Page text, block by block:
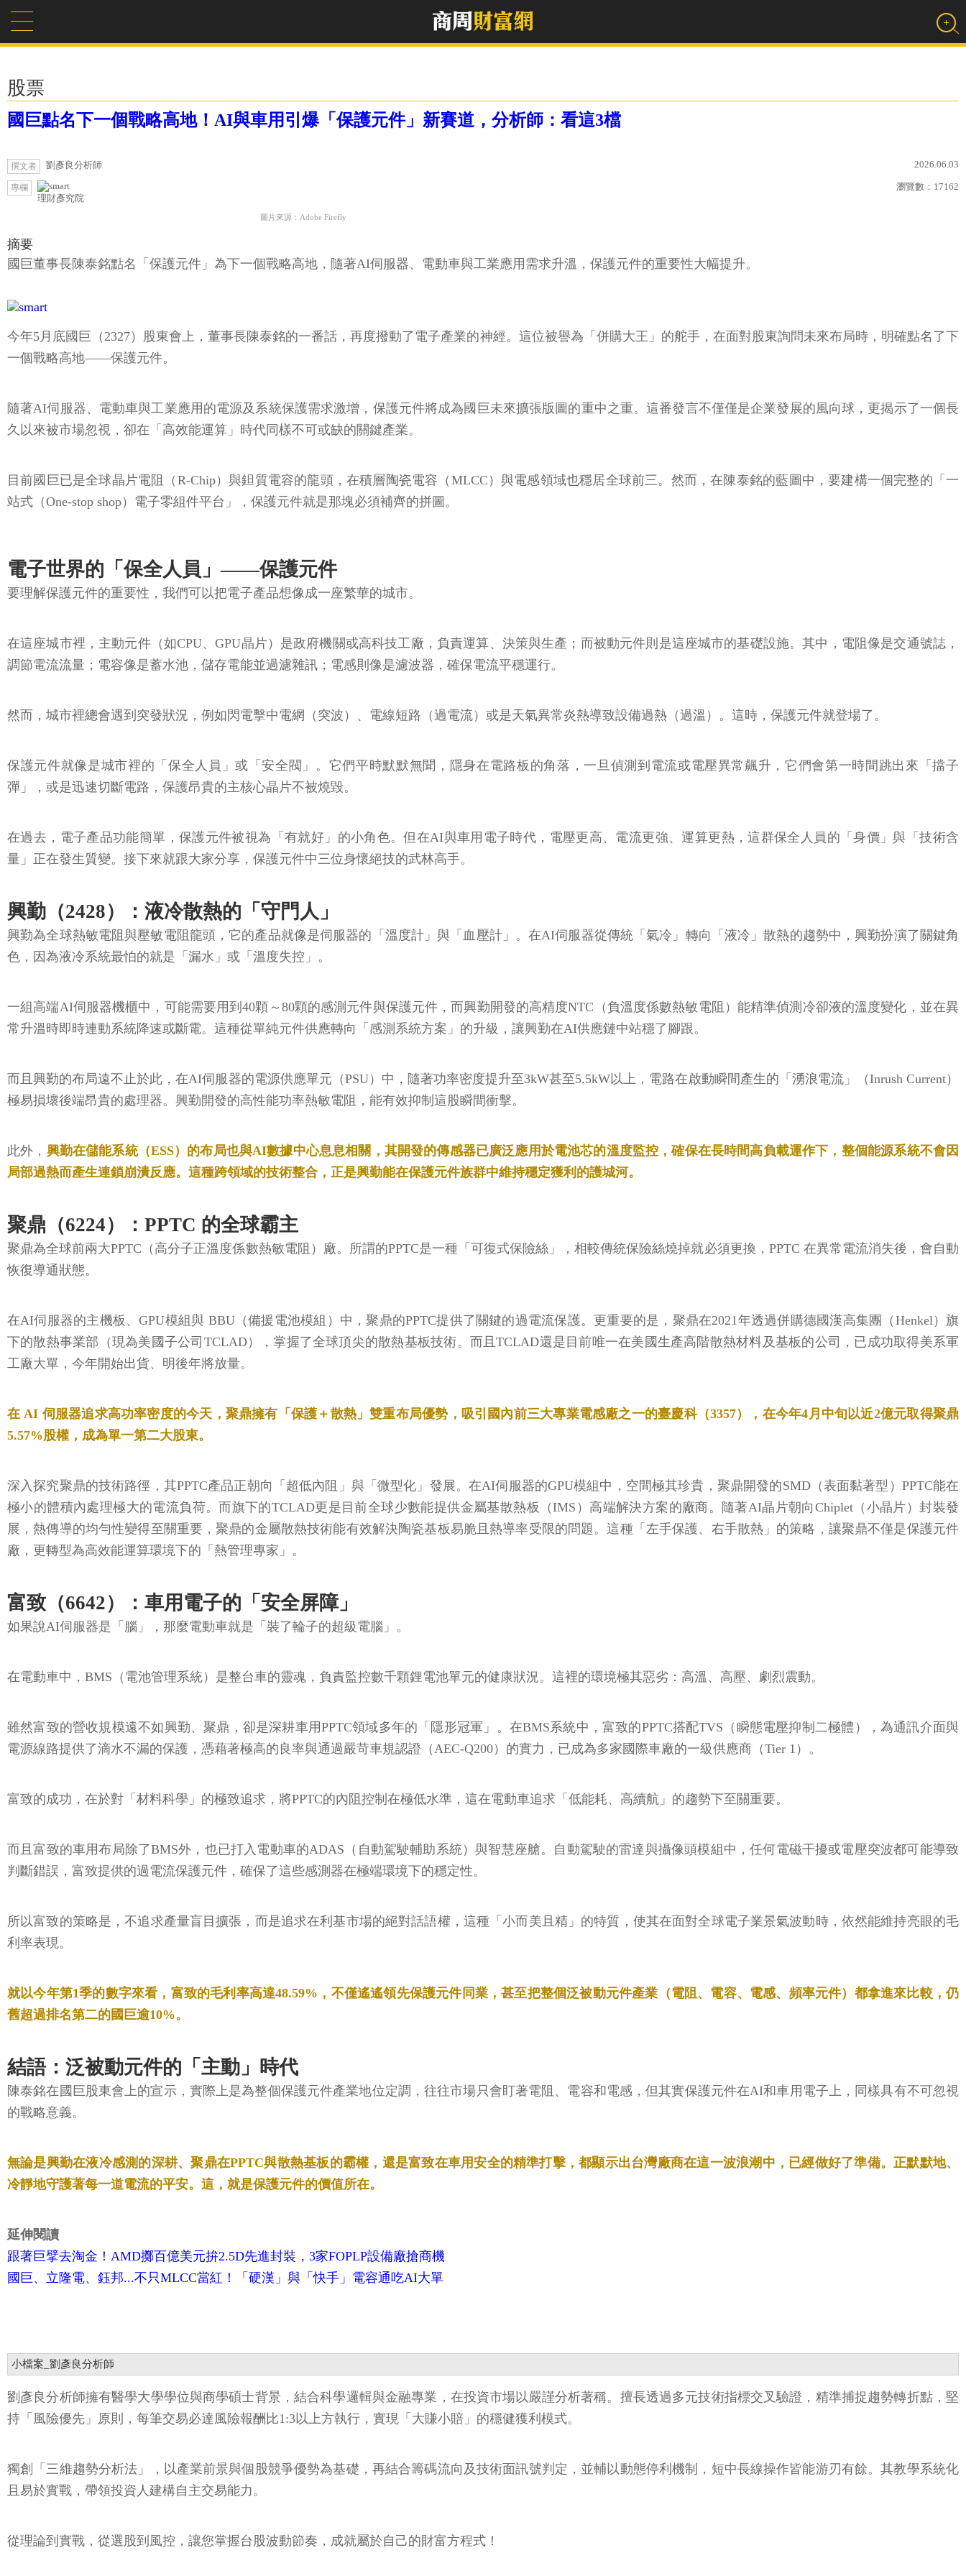
股票
國巨點名下一個戰略高地！AI與車用引爆「保護元件」新賽道，分析師：看這3檔
撰文者 劉彥良分析師 2026.06.03
專欄
理財彥究院
瀏覽數： 17162
圖片來源：Adobe Firefly
摘要
國巨董事長陳泰銘點名「保護元件」為下一個戰略高地，隨著AI伺服器、電動車與工業應用需求升溫，保護元件的重要性大幅提升。
今年5月底國巨（2327）股東會上，董事長陳泰銘的一番話，再度撥動了電子產業的神經。這位被譽為「併購大王」的舵手，在面對股東詢問未來布局時，明確點名了下
一個戰略高地——保護元件。
隨著AI伺服器、電動車與工業應用的電源及系統保護需求激增，保護元件將成為國巨未來擴張版圖的重中之重。這番發言不僅僅是企業發展的風向球，更揭示了一個長
久以來被市場忽視，卻在「高效能運算」時代同樣不可或缺的關鍵產業。
目前國巨已是全球晶片電阻（R-Chip）與鉭質電容的龍頭，在積層陶瓷電容（MLCC）與電感領域也穩居全球前三。然而，在陳泰銘的藍圖中，要建構一個完整的「一
站式（One-stop shop）電子零組件平台」，保護元件就是那塊必須補齊的拼圖。
電子世界的「保全人員」——保護元件
要理解保護元件的重要性，我們可以把電子產品想像成一座繁華的城市。
在這座城市裡，主動元件（如CPU、GPU晶片）是政府機關或高科技工廠，負責運算、決策與生產；而被動元件則是這座城市的基礎設施。其中，電阻像是交通號誌，
調節電流流量；電容像是蓄水池，儲存電能並過濾雜訊；電感則像是濾波器，確保電流平穩運行。
然而，城市裡總會遇到突發狀況，例如閃電擊中電網（突波）、電線短路（過電流）或是天氣異常炎熱導致設備過熱（過溫）。這時，保護元件就登場了。
保護元件就像是城市裡的「保全人員」或「安全閥」。它們平時默默無聞，隱身在電路板的角落，一旦偵測到電流或電壓異常飆升，它們會第一時間跳出來「擋子
彈」，或是迅速切斷電路，保護昂貴的主核心晶片不被燒毀。
在過去，電子產品功能簡單，保護元件被視為「有就好」的小角色。但在AI與車用電子時代，電壓更高、電流更強、運算更熱，這群保全人員的「身價」與「技術含
量」正在發生質變。接下來就跟大家分享，保護元件中三位身懷絕技的武林高手。
興勤（2428）：液冷散熱的「守門人」
興勤為全球熱敏電阻與壓敏電阻龍頭，它的產品就像是伺服器的「溫度計」與「血壓計」。在AI伺服器從傳統「氣冷」轉向「液冷」散熱的趨勢中，興勤扮演了關鍵角
色，因為液冷系統最怕的就是「漏水」或「溫度失控」。
一組高端AI伺服器機櫃中，可能需要用到40顆～80顆的感測元件與保護元件，而興勤開發的高精度NTC（負溫度係數熱敏電阻）能精準偵測冷卻液的溫度變化，並在異
常升溫時即時連動系統降速或斷電。這種從單純元件供應轉向「感測系統方案」的升級，讓興勤在AI供應鏈中站穩了腳跟。
而且興勤的布局遠不止於此，在AI伺服器的電源供應單元（PSU）中，隨著功率密度提升至3kW甚至5.5kW以上，電路在啟動瞬間產生的「湧浪電流」（Inrush Current）
極易損壞後端昂貴的處理器。興勤開發的高性能功率熱敏電阻，能有效抑制這股瞬間衝擊。
此外， 興勤在儲能系統（ESS）的布局也與AI數據中心息息相關，其開發的傳感器已廣泛應用於電池芯的溫度監控，確保在長時間高負載運作下，整個能源系統不會因
局部過熱而產生連鎖崩潰反應。這種跨領域的技術整合，正是興勤能在保護元件族群中維持穩定獲利的護城河。
聚鼎（6224）：PPTC 的全球霸主
聚鼎為全球前兩大PPTC（高分子正溫度係數熱敏電阻）廠。所謂的PPTC是一種「可復式保險絲」，相較傳統保險絲燒掉就必須更換，PPTC 在異常電流消失後，會自動
恢復導通狀態。
在AI伺服器的主機板、GPU模組與 BBU（備援電池模組）中，聚鼎的PPTC提供了關鍵的過電流保護。更重要的是，聚鼎在2021年透過併購德國漢高集團（Henkel）旗
下的散熱事業部（現為美國子公司TCLAD），掌握了全球頂尖的散熱基板技術。而且TCLAD還是目前唯一在美國生產高階散熱材料及基板的公司，已成功取得美系軍
工廠大單，今年開始出貨、明後年將放量。
在 AI 伺服器追求高功率密度的今天，聚鼎擁有「保護＋散熱」雙重布局優勢，吸引國內前三大專業電感廠之一的臺慶科（3357），在今年4月中旬以近2億元取得聚鼎
5.57%股權，成為單一第二大股東。
深入探究聚鼎的技術路徑，其PPTC產品正朝向「超低內阻」與「微型化」發展。在AI伺服器的GPU模組中，空間極其珍貴，聚鼎開發的SMD（表面黏著型）PPTC能在
極小的體積內處理極大的電流負荷。而旗下的TCLAD更是目前全球少數能提供金屬基散熱板（IMS）高端解決方案的廠商。隨著AI晶片朝向Chiplet（小晶片）封裝發
展，熱傳導的均勻性變得至關重要，聚鼎的金屬散熱技術能有效解決陶瓷基板易脆且熱導率受限的問題。這種「左手保護、右手散熱」的策略，讓聚鼎不僅是保護元件
廠，更轉型為高效能運算環境下的「熱管理專家」。
富致（6642）：車用電子的「安全屏障」
如果說AI伺服器是「腦」，那麼電動車就是「裝了輪子的超級電腦」。
在電動車中，BMS（電池管理系統）是整台車的靈魂，負責監控數千顆鋰電池單元的健康狀況。這裡的環境極其惡劣：高溫、高壓、劇烈震動。
雖然富致的營收規模遠不如興勤、聚鼎，卻是深耕車用PPTC領域多年的「隱形冠軍」。在BMS系統中，富致的PPTC搭配TVS（瞬態電壓抑制二極體），為通訊介面與
電源線路提供了滴水不漏的保護，憑藉著極高的良率與通過嚴苛車規認證（AEC-Q200）的實力，已成為多家國際車廠的一級供應商（Tier 1）。
富致的成功，在於對「材料科學」的極致追求，將PPTC的內阻控制在極低水準，這在電動車追求「低能耗、高續航」的趨勢下至關重要。
而且富致的車用布局除了BMS外，也已打入電動車的ADAS（自動駕駛輔助系統）與智慧座艙。自動駕駛的雷達與攝像頭模組中，任何電磁干擾或電壓突波都可能導致
判斷錯誤，富致提供的過電流保護元件，確保了這些感測器在極端環境下的穩定性。
所以富致的策略是，不追求產量盲目擴張，而是追求在利基市場的絕對話語權，這種「小而美且精」的特質，使其在面對全球電子業景氣波動時，依然能維持亮眼的毛
利率表現。
就以今年第1季的數字來看，富致的毛利率高達48.59%，不僅遙遙領先保護元件同業，甚至把整個泛被動元件產業（電阻、電容、電感、頻率元件）都拿進來比較，仍
舊超過排名第二的國巨逾10%。
結語：泛被動元件的「主動」時代
陳泰銘在國巨股東會上的宣示，實際上是為整個保護元件產業地位定調，往往市場只會盯著電阻、電容和電感，但其實保護元件在AI和車用電子上，同樣具有不可忽視
的戰略意義。
無論是興勤在液冷感測的深耕、聚鼎在PPTC與散熱基板的霸權，還是富致在車用安全的精準打擊，都顯示出台灣廠商在這一波浪潮中，已經做好了準備。正默默地、
冷靜地守護著每一道電流的平安。這，就是保護元件的價值所在。
延伸閱讀
跟著巨擘去淘金！AMD擲百億美元拚2.5D先進封裝，3家FOPLP設備廠搶商機
國巨、立隆電、鈺邦...不只MLCC當紅！「硬漢」與「快手」電容通吃AI大單
小檔案_劉彥良分析師
劉彥良分析師擁有醫學大學學位與商學碩士背景，結合科學邏輯與金融專業，在投資市場以嚴謹分析著稱。擅長透過多元技術指標交叉驗證，精準捕捉趨勢轉折點，堅
持「風險優先」原則，每筆交易必達風險報酬比1:3以上方執行，實現「大賺小賠」的穩健獲利模式。
獨創「三維趨勢分析法」，以產業前景與個股競爭優勢為基礎，再結合籌碼流向及技術面訊號判定，並輔以動態停利機制，短中長線操作皆能游刃有餘。其教學系統化
且易於實戰，帶領投資人建構自主交易能力。
從理論到實戰，從選股到風控，讓您掌握台股波動節奏，成就屬於自己的財富方程式！